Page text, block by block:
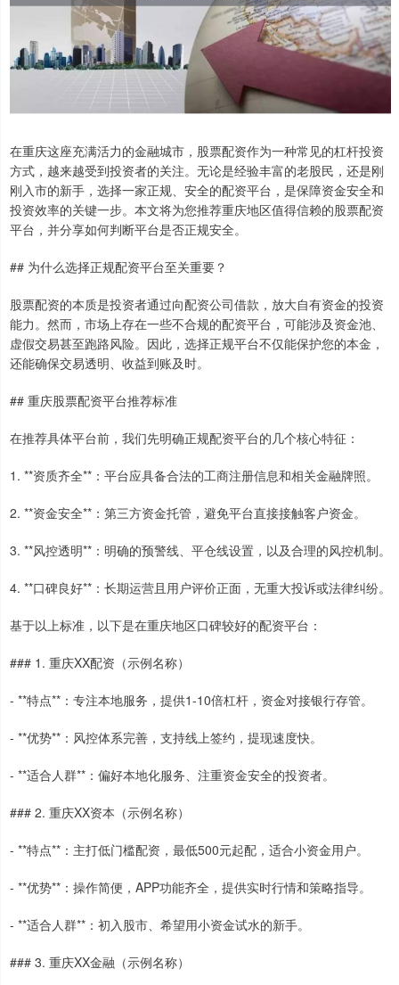
在重庆这座充满活力的金融城市，股票配资作为一种常见的杠杆投资
方式，越来越受到投资者的关注。无论是经验丰富的老股民，还是刚
刚入市的新手，选择一家正规、安全的配资平台，是保障资金安全和
投资效率的关键一步。本文将为您推荐重庆地区值得信赖的股票配资
平台，并分享如何判断平台是否正规安全。
## 为什么选择正规配资平台至关重要？
股票配资的本质是投资者通过向配资公司借款，放大自有资金的投资
能力。然而，市场上存在一些不合规的配资平台，可能涉及资金池、
虚假交易甚至跑路风险。因此，选择正规平台不仅能保护您的本金，
还能确保交易透明、收益到账及时。
## 重庆股票配资平台推荐标准
在推荐具体平台前，我们先明确正规配资平台的几个核心特征：
1. **资质齐全**：平台应具备合法的工商注册信息和相关金融牌照。
2. **资金安全**：第三方资金托管，避免平台直接接触客户资金。
3. **风控透明**：明确的预警线、平仓线设置，以及合理的风控机制。
4. **口碑良好**：长期运营且用户评价正面，无重大投诉或法律纠纷。
基于以上标准，以下是在重庆地区口碑较好的配资平台：
### 1. 重庆XX配资（示例名称）
- **特点**：专注本地服务，提供1-10倍杠杆，资金对接银行存管。
- **优势**：风控体系完善，支持线上签约，提现速度快。
- **适合人群**：偏好本地化服务、注重资金安全的投资者。
### 2. 重庆XX资本（示例名称）
- **特点**：主打低门槛配资，最低500元起配，适合小资金用户。
- **优势**：操作简便，APP功能齐全，提供实时行情和策略指导。
- **适合人群**：初入股市、希望用小资金试水的新手。
### 3. 重庆XX金融（示例名称）